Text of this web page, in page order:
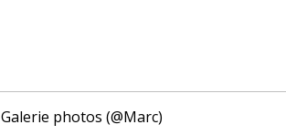
Galerie photos (@Marc)